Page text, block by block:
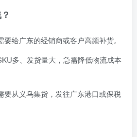
要给广东的经销商或客户高频补货。
多、发货量大，急需降低物流成本
要从义乌集货，发往广东港口或保税